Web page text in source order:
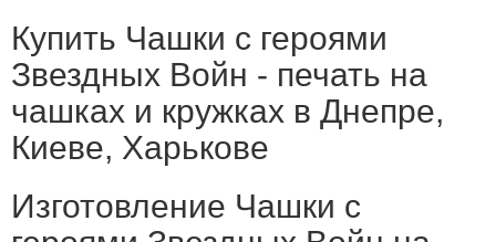
Купить Чашки с героями
Звездных Войн - печать на
чашках и кружках в Днепре,
Киеве, Харькове
Изготовление Чашки с